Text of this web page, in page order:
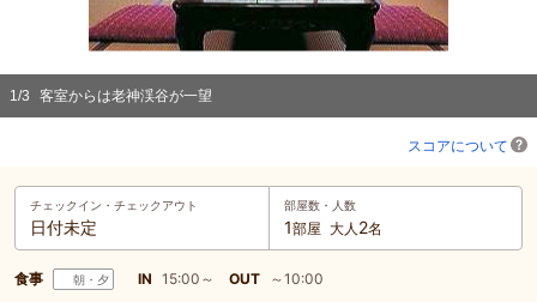
1/3 客室からは老神渓谷が一望
スコアについて
チェックイン・ チェックアウト
日付未定
部屋数・人数
1部屋 大人 2名
食事 朝・夕 IN 15:00～ OUT ～10:00